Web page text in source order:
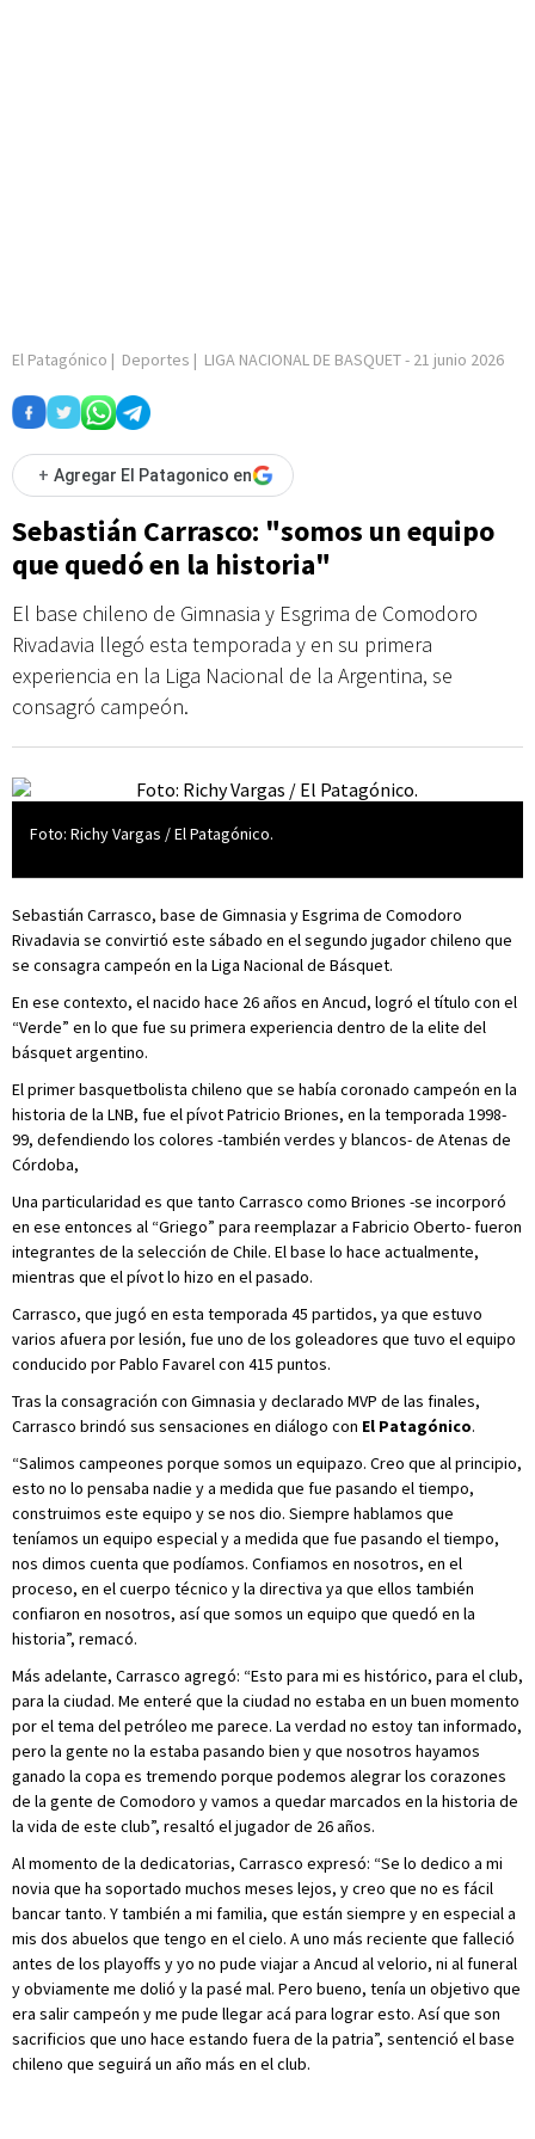
El Patagónico | Deportes | LIGA NACIONAL DE BASQUET- 21 junio 2026
+ Agregar El Patagonico en
Sebastián Carrasco: "somos un equipo
que quedó en la historia"
El base chileno de Gimnasia y Esgrima de Comodoro
Rivadavia llegó esta temporada y en su primera
experiencia en la Liga Nacional de la Argentina, se
consagró campeón.
Foto: Richy Vargas / El Patagónico.
Sebastián Carrasco, base de Gimnasia y Esgrima de Comodoro
Rivadavia se convirtió este sábado en el segundo jugador chileno que
se consagra campeón en la Liga Nacional de Básquet.
En ese contexto, el nacido hace 26 años en Ancud, logró el título con el
“Verde” en lo que fue su primera experiencia dentro de la elite del
básquet argentino.
El primer basquetbolista chileno que se había coronado campeón en la
historia de la LNB, fue el pívot Patricio Briones, en la temporada 1998-
99, defendiendo los colores -también verdes y blancos- de Atenas de
Córdoba,
Una particularidad es que tanto Carrasco como Briones -se incorporó
en ese entonces al “Griego” para reemplazar a Fabricio Oberto- fueron
integrantes de la selección de Chile. El base lo hace actualmente,
mientras que el pívot lo hizo en el pasado.
Carrasco, que jugó en esta temporada 45 partidos, ya que estuvo
varios afuera por lesión, fue uno de los goleadores que tuvo el equipo
conducido por Pablo Favarel con 415 puntos.
Tras la consagración con Gimnasia y declarado MVP de las finales,
Carrasco brindó sus sensaciones en diálogo con El Patagónico.
“Salimos campeones porque somos un equipazo. Creo que al principio,
esto no lo pensaba nadie y a medida que fue pasando el tiempo,
construimos este equipo y se nos dio. Siempre hablamos que
teníamos un equipo especial y a medida que fue pasando el tiempo,
nos dimos cuenta que podíamos. Confiamos en nosotros, en el
proceso, en el cuerpo técnico y la directiva ya que ellos también
confiaron en nosotros, así que somos un equipo que quedó en la
historia”, remacó.
Más adelante, Carrasco agregó: “Esto para mi es histórico, para el club,
para la ciudad. Me enteré que la ciudad no estaba en un buen momento
por el tema del petróleo me parece. La verdad no estoy tan informado,
pero la gente no la estaba pasando bien y que nosotros hayamos
ganado la copa es tremendo porque podemos alegrar los corazones
de la gente de Comodoro y vamos a quedar marcados en la historia de
la vida de este club”, resaltó el jugador de 26 años.
Al momento de la dedicatorias, Carrasco expresó: “Se lo dedico a mi
novia que ha soportado muchos meses lejos, y creo que no es fácil
bancar tanto. Y también a mi familia, que están siempre y en especial a
mis dos abuelos que tengo en el cielo. A uno más reciente que falleció
antes de los playoffs y yo no pude viajar a Ancud al velorio, ni al funeral
y obviamente me dolió y la pasé mal. Pero bueno, tenía un objetivo que
era salir campeón y me pude llegar acá para lograr esto. Así que son
sacrificios que uno hace estando fuera de la patria”, sentenció el base
chileno que seguirá un año más en el club.